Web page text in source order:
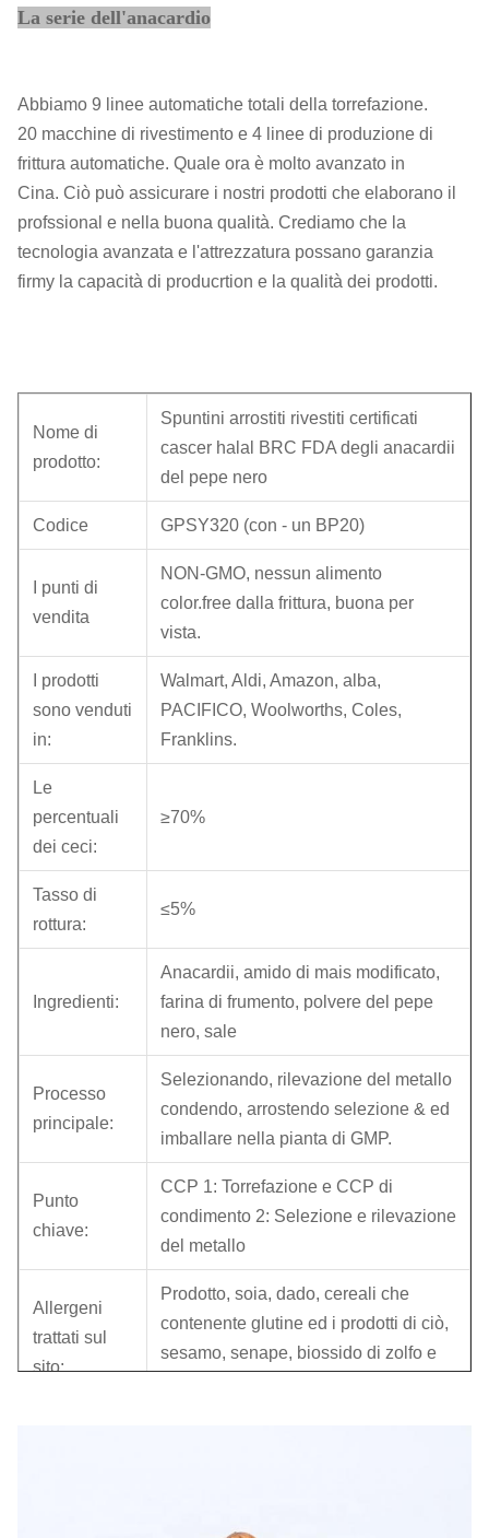
La serie dell'anacardio
Abbiamo 9 linee automatiche totali della torrefazione.
20 macchine di rivestimento e 4 linee di produzione di
frittura automatiche. Quale ora è molto avanzato in
Cina. Ciò può assicurare i nostri prodotti che elaborano il
profssional e nella buona qualità. Crediamo che la
tecnologia avanzata e l'attrezzatura possano garanzia
firmy la capacità di producrtion e la qualità dei prodotti.
Nome di
prodotto:
Spuntini arrostiti rivestiti certificati
cascer halal BRC FDA degli anacardii
del pepe nero
Codice GPSY320 (con - un BP20)
I punti di
vendita
NON-GMO, nessun alimento
color.free dalla frittura, buona per
vista.
I prodotti
sono venduti
in:
Walmart, Aldi, Amazon, alba,
PACIFICO, Woolworths, Coles,
Franklins.
Le
percentuali
dei ceci:
≥70%
Tasso di
rottura:
≤5%
Ingredienti:
Anacardii, amido di mais modificato,
farina di frumento, polvere del pepe
nero, sale
Processo
principale:
Selezionando, rilevazione del metallo
condendo, arrostendo selezione & ed
imballare nella pianta di GMP.
Punto
chiave:
CCP 1: Torrefazione e CCP di
condimento 2: Selezione e rilevazione
del metallo
Allergeni
trattati sul
sito:
Prodotto, soia, dado, cereali che
contenente glutine ed i prodotti di ciò,
sesamo, senape, biossido di zolfo e